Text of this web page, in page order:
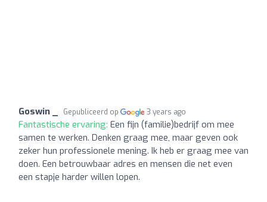
Goswin _ Gepubliceerd op 3 years ago
Fantastische ervaring: Een fijn (familie)bedrijf om mee
samen te werken. Denken graag mee, maar geven ook
zeker hun professionele mening. Ik heb er graag mee van
doen. Een betrouwbaar adres en mensen die net even
een stapje harder willen lopen.